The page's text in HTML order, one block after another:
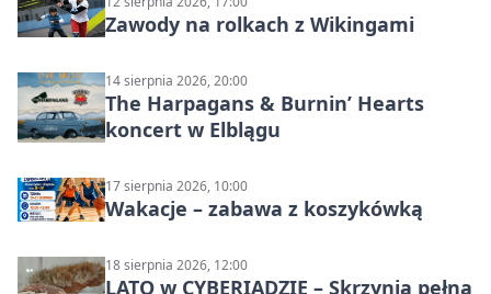
Zawody na rolkach z Wikingami
14 sierpnia 2026, 20:00
The Harpagans & Burnin’ Hearts
koncert w Elblągu
17 sierpnia 2026, 10:00
Wakacje – zabawa z koszykówką
18 sierpnia 2026, 12:00
LATO w CYBERIADZIE – Skrzynia pełna